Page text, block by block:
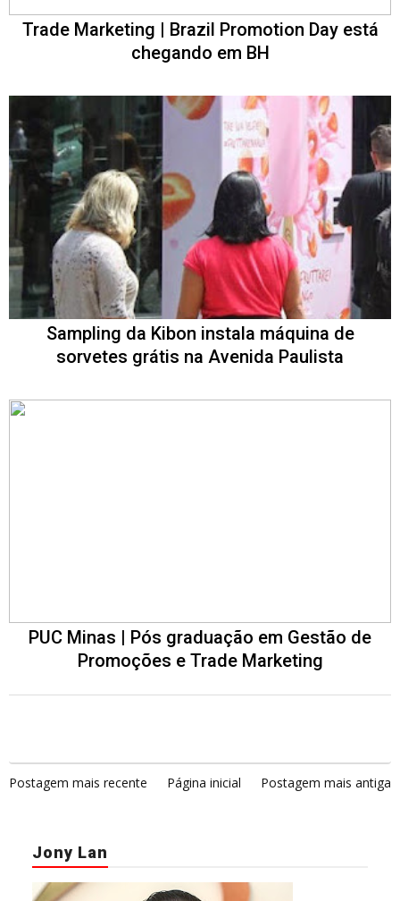
Trade Marketing | Brazil Promotion Day está
chegando em BH
Sampling da Kibon instala máquina de
sorvetes grátis na Avenida Paulista
PUC Minas | Pós graduação em Gestão de
Promoções e Trade Marketing
Postagem mais recente Página inicial Postagem mais antiga
Jony Lan